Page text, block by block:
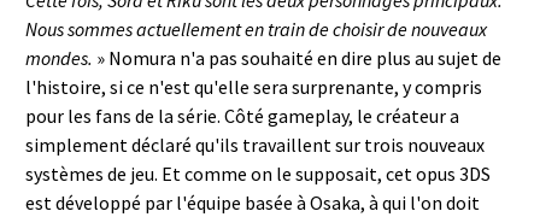
Nous sommes actuellement en train de choisir de nouveaux
mondes. » Nomura n'a pas souhaité en dire plus au sujet de
l'histoire, si ce n'est qu'elle sera surprenante, y compris
pour les fans de la série. Côté gameplay, le créateur a
simplement déclaré qu'ils travaillent sur trois nouveaux
systèmes de jeu. Et comme on le supposait, cet opus 3DS
est développé par l'équipe basée à Osaka, à qui l'on doit